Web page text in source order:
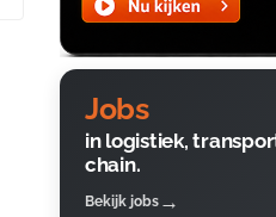
Jobs
in logistiek,
chain.
Bekijk jobs